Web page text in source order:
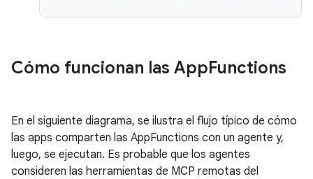
Cómo funcionan las AppFunctions
En el siguiente diagrama, se ilustra el flujo típico de cómo
las apps comparten las AppFunctions con un agente y,
luego, se ejecutan. Es probable que los agentes
consideren las herramientas de MCP remotas del